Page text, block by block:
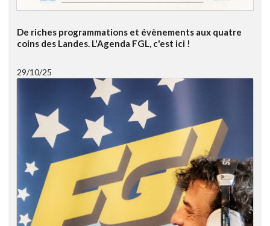
De riches programmations et évènements aux quatre
coins des Landes. L'Agenda FGL, c'est ici !
29/10/25